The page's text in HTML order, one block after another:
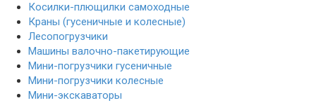
Косилки-плющилки самоходные
Краны (гусеничные и колесные)
Лесопогрузчики
Машины валочно-пакетирующие
Мини-погрузчики гусеничные
Мини-погрузчики колесные
Мини-экскаваторы